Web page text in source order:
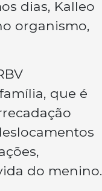
dias, Kalleo
organismo,
que é
do menino.